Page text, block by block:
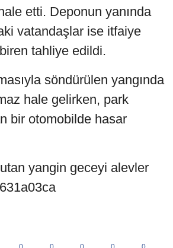
etti. Deponun yanında
vatandaşlar ise itfaiye
tahliye edildi.
söndürülen yangında
hale gelirken, park
bir otomobilde hasar